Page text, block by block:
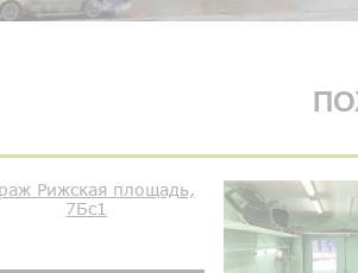
Рижская площадь,
7Бс1